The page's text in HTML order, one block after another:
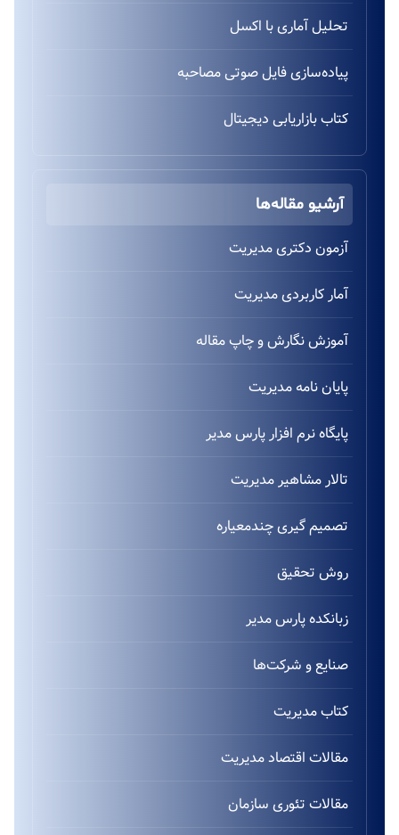
تحلیل آماری با اکسل
پیاده‌سازی فایل صوتی مصاحبه
کتاب بازاریابی دیجیتال
آرشیو مقاله‌ها
آزمون دکتری مدیریت
آمار کاربردی مدیریت
آموزش نگارش و چاپ مقاله
پایان نامه مدیریت
پایگاه نرم افزار پارس مدیر
تالار مشاهیر مدیریت
تصمیم گیری چندمعیاره
روش تحقیق
زبانکده پارس مدیر
صنایع و شرکت‌ها
کتاب مدیریت
مقالات اقتصاد مدیریت
مقالات تئوری سازمان